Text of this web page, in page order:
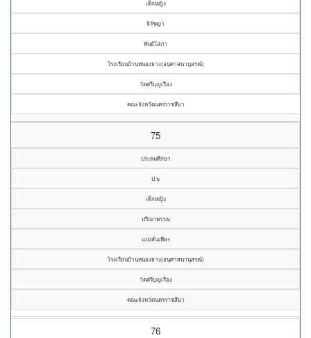
เด็กหญิง
จิรัชญา
พันธ์โสภา
โรงเรียนบ้านหนองยาง(อนุศาสนานุสรณ์)
วัดศรีบุญเรือง
คณะจังหวัดนครราชสีมา
75
ประถมศึกษา
ป.๖
เด็กหญิง
ปรีณาพรรณ
แบ่งสันเทียะ
โรงเรียนบ้านหนองยาง(อนุศาสนานุสรณ์)
วัดศรีบุญเรือง
คณะจังหวัดนครราชสีมา
76